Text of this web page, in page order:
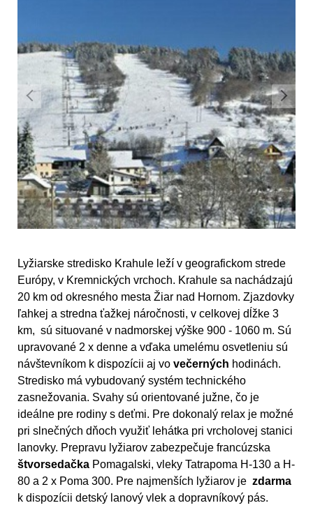
Lyžiarske stredisko Krahule leží v geografickom strede
Európy, v Kremnických vrchoch. Krahule sa nachádzajú
20 km od okresného mesta Žiar nad Hornom. Zjazdovky
ľahkej a stredna ťažkej náročnosti, v celkovej dĺžke 3
km, sú situované v nadmorskej výške 900 - 1060 m. Sú
upravované 2 x denne a vďaka umelému osvetleniu sú
návštevníkom k dispozícii aj vo večerných hodinách.
Stredisko má vybudovaný systém technického
zasnežovania. Svahy sú orientované južne, čo je
ideálne pre rodiny s deťmi. Pre dokonalý relax je možné
pri slnečných dňoch využiť lehátka pri vrcholovej stanici
lanovky. Prepravu lyžiarov zabezpečuje francúzska
štvorsedačka Pomagalski, vleky Tatrapoma H-130 a H-
80 a 2 x Poma 300. Pre najmenších lyžiarov je zdarma
k dispozícii detský lanový vlek a dopravníkový pás.